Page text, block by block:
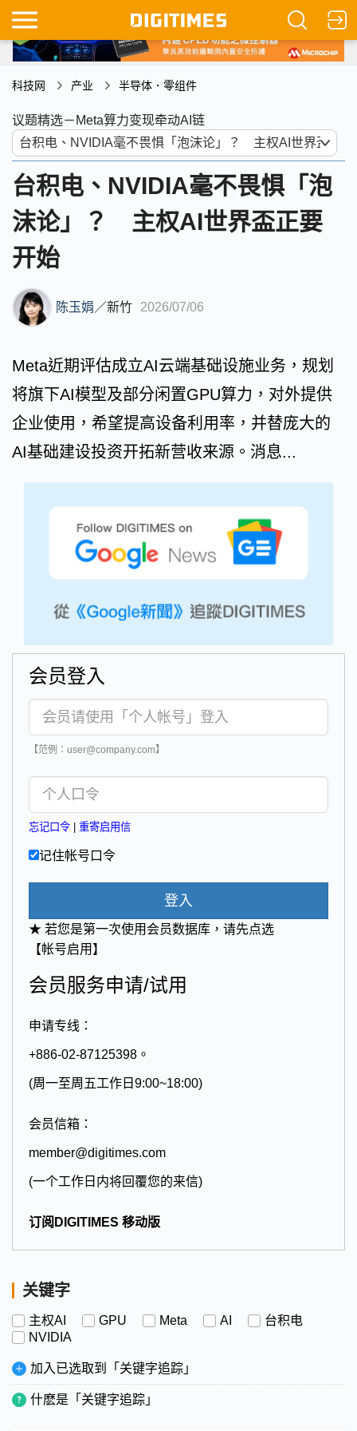
科技网 产业 半导体．零组件
议题精选－Meta算力变现牵动AI链
台积电、NVIDIA毫不畏惧「泡
沫论」？ 主权AI世界盃正要
开始
陈玉娟／新竹 2026/07/06
Meta近期评估成立AI云端基础设施业务，规划
将旗下AI模型及部分闲置GPU算力，对外提供
企业使用，希望提高设备利用率，并替庞大的
AI基础建设投资开拓新营收来源。消息...
会员登入
【范例：user@company.com】
忘记口令 重寄启用信
记住帐号口令
登入
★ 若您是第一次使用会员数据库，请先点选
【帐号启用】
会员服务申请/试用
申请专线：
+886-02-87125398。
(周一至周五工作日9:00~18:00)
会员信箱：
member@digitimes.com
(一个工作日内将回覆您的来信)
订阅DIGITIMES 移动版
关键字
主权AI GPU Meta AI
台积电
NVIDIA
加入已选取到「关键字追踪」
什麽是「关键字追踪」